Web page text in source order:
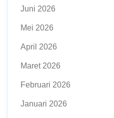
Juni 2026
Mei 2026
April 2026
Maret 2026
Februari 2026
Januari 2026